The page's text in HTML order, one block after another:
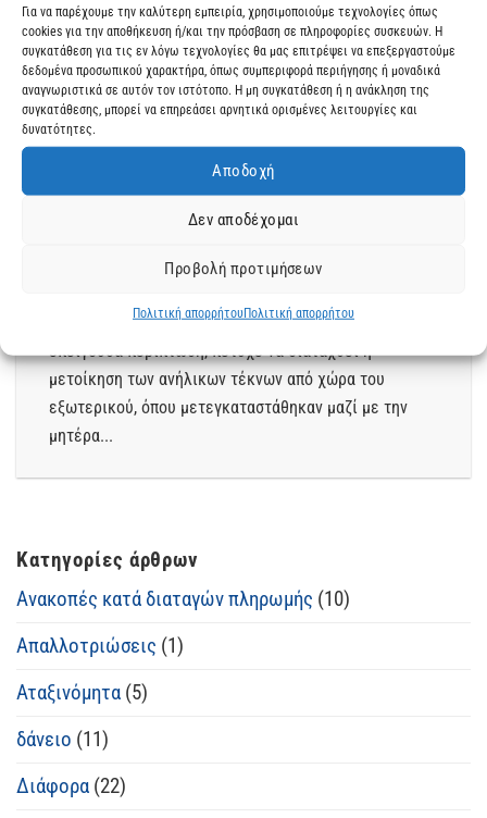
Για να παρέχουμε την καλύτερη εμπειρία, χρησιμοποιούμε τεχνολογίες όπως
cookies για την αποθήκευση ή/και την πρόσβαση σε πληροφορίες συσκευών. Η
συγκατάθεση για τις εν λόγω τεχνολογίες θα μας επιτρέψει να επεξεργαστούμε
δεδομένα προσωπικού χαρακτήρα, όπως συμπεριφορά περιήγησης ή μοναδικά
αναγνωριστικά σε αυτόν τον ιστότοπο. Η μη συγκατάθεση ή η ανάκληση της
συγκατάθεσης, μπορεί να επηρεάσει αρνητικά ορισμένες λειτουργίες και
δυνατότητες.
Αποδοχή
Δεν αποδέχομαι
Προβολή προτιμήσεων
Πολιτική απορρήτουΠολιτική απορρήτου
Κατηγορίες άρθρων
Ανακοπές κατά διαταγών πληρωμής (10)
Απαλλοτριώσεις (1)
Αταξινόμητα (5)
δάνειο (11)
Διάφορα (22)
Προσωρινός ορισμός από το δικαστήριο του τόπου
διαμονής των ανήλικων τέκνων και διαταγή
προσωρινής επιστροφής στον εν λόγω τόπο μέχρι την
έκδοση οριστικής απόφασης ή την επίτευξη έγγραφης
συμφωνίας των γονέων τους Γράφει η δικηγόρος
Παρ’Αρείω Πάγω Αναστασία Χρ. Μήλιου* Το
Μονομελές Πρωτοδικείο με την διαδικασία των
Ασφαλιστικών μέτρων έκανε δεκτή αίτηση λήψης
κατάστασης αναφορικά με τον τόπο διαμονής των
4714/2020, ο αιτών πατέρας, επικαλούμενος
επείγουσα περίπτωση, πέτυχε να διαταχθεί η
μετοίκηση των ανήλικων τέκνων από χώρα του
εξωτερικού, όπου μετεγκαταστάθηκαν μαζί με την
μητέρα...